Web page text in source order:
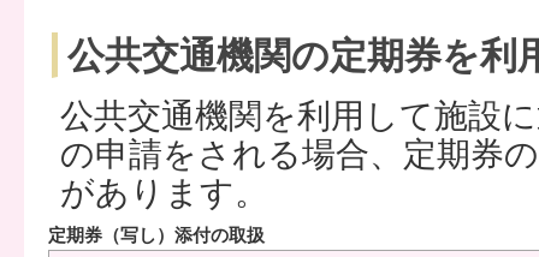
公共交通機関の定期券を利
公共交通機関を利用して施設
の申請をされる場合、定期券
があります。
定期券（写し）添付の取扱